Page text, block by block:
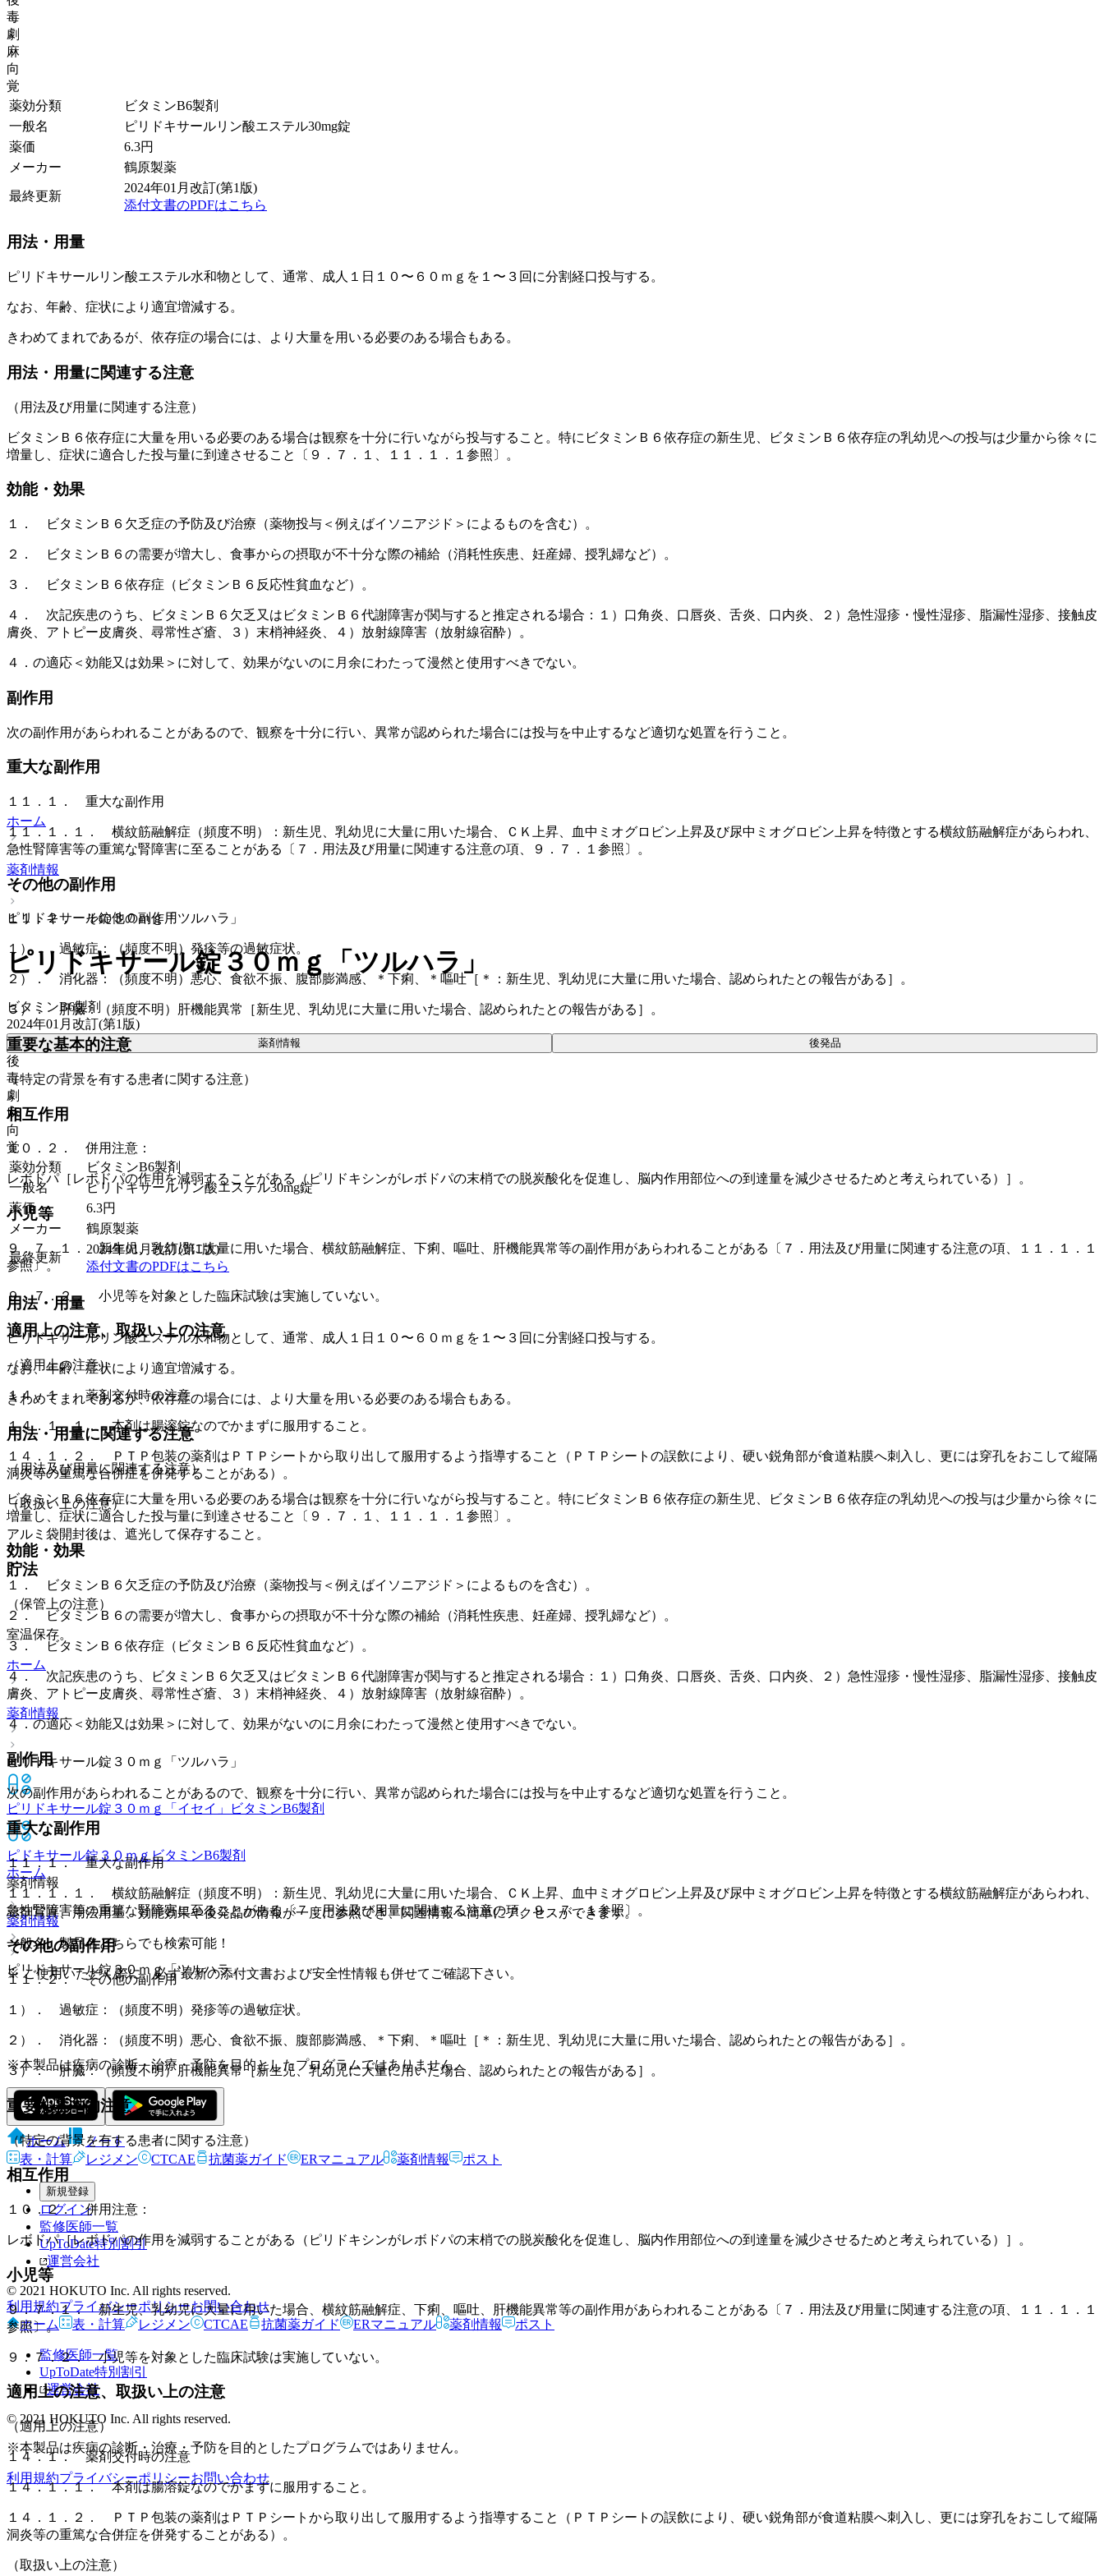
毒
劇
麻
向
覚
薬効分類
ビタミンB6製剤
一般名
ピリドキサールリン酸エステル30mg錠
薬価
6.3円
メーカー
鶴原製薬
最終更新
2024年01月改訂(第1版)
添付文書のPDFはこちら
用法・用量
ピリドキサールリン酸エステル水和物として、通常、成人１日１０〜６０ｍｇを１〜３回に分割経口投与する。
なお、年齢、症状により適宜増減する。
きわめてまれであるが、依存症の場合には、より大量を用いる必要のある場合もある。
用法・用量に関連する注意
（用法及び用量に関連する注意）
ビタミンＢ６依存症に大量を用いる必要のある場合は観察を十分に行いながら投与すること。特にビタミンＢ６依存症の新生児、ビタミンＢ６依存症の乳幼児への投与は少量から徐々に
増量し、症状に適合した投与量に到達させること〔９．７．１、１１．１．１参照〕。
効能・効果
１． ビタミンＢ６欠乏症の予防及び治療（薬物投与＜例えばイソニアジド＞によるものを含む）。
２． ビタミンＢ６の需要が増大し、食事からの摂取が不十分な際の補給（消耗性疾患、妊産婦、授乳婦など）。
３． ビタミンＢ６依存症（ビタミンＢ６反応性貧血など）。
４． 次記疾患のうち、ビタミンＢ６欠乏又はビタミンＢ６代謝障害が関与すると推定される場合：１）口角炎、口唇炎、舌炎、口内炎、２）急性湿疹・慢性湿疹、脂漏性湿疹、接触皮
膚炎、アトピー皮膚炎、尋常性ざ瘡、３）末梢神経炎、４）放射線障害（放射線宿酔）。
４．の適応＜効能又は効果＞に対して、効果がないのに月余にわたって漫然と使用すべきでない。
副作用
次の副作用があらわれることがあるので、観察を十分に行い、異常が認められた場合には投与を中止するなど適切な処置を行うこと。
重大な副作用
１１．１． 重大な副作用
１１．１．１． 横紋筋融解症（頻度不明）：新生児、乳幼児に大量に用いた場合、ＣＫ上昇、血中ミオグロビン上昇及び尿中ミオグロビン上昇を特徴とする横紋筋融解症があらわれ、
急性腎障害等の重篤な腎障害に至ることがある〔７．用法及び用量に関連する注意の項、９．７．１参照〕。
その他の副作用
１１．２． その他の副作用
１）． 過敏症：（頻度不明）発疹等の過敏症状。
２）． 消化器：（頻度不明）悪心、食欲不振、腹部膨満感、＊下痢、＊嘔吐［＊：新生児、乳幼児に大量に用いた場合、認められたとの報告がある］。
３）． 肝臓：（頻度不明）肝機能異常［新生児、乳幼児に大量に用いた場合、認められたとの報告がある］。
重要な基本的注意
（特定の背景を有する患者に関する注意）
相互作用
１０．２． 併用注意：
レボドパ［レボドパの作用を減弱することがある（ピリドキシンがレボドパの末梢での脱炭酸化を促進し、脳内作用部位への到達量を減少させるためと考えられている）］。
小児等
９．７．１． 新生児、乳幼児に大量に用いた場合、横紋筋融解症、下痢、嘔吐、肝機能異常等の副作用があらわれることがある〔７．用法及び用量に関連する注意の項、１１．１．１
参照〕。
９．７．２． 小児等を対象とした臨床試験は実施していない。
適用上の注意、取扱い上の注意
（適用上の注意）
１４．１． 薬剤交付時の注意
１４．１．１． 本剤は腸溶錠なのでかまずに服用すること。
１４．１．２． ＰＴＰ包装の薬剤はＰＴＰシートから取り出して服用するよう指導すること（ＰＴＰシートの誤飲により、硬い鋭角部が食道粘膜へ刺入し、更には穿孔をおこして縦隔
洞炎等の重篤な合併症を併発することがある）。
（取扱い上の注意）
アルミ袋開封後は、遮光して保存すること。
貯法
（保管上の注意）
室温保存。
ホーム
薬剤情報
ピリドキサール錠３０ｍｇ「ツルハラ」
ピリドキサール錠３０ｍｇ「イセイ」 ビタミンB6製剤
ピドキサール錠３０ｍｇ ビタミンB6製剤
ホーム
薬剤情報
ピリドキサール錠３０ｍｇ「ツルハラ」
ホーム
薬剤情報
ピリドキサール錠３０ｍｇ「ツルハラ」
ピリドキサール錠３０ｍｇ「ツルハラ」
ビタミンB6製剤
2024年01月改訂(第1版)
薬剤情報 後発品
後
毒
劇
麻
向
覚
薬効分類
ビタミンB6製剤
一般名
ピリドキサールリン酸エステル30mg錠
薬価
6.3円
メーカー
鶴原製薬
最終更新
2024年01月改訂(第1版)
添付文書のPDFはこちら
用法・用量
ピリドキサールリン酸エステル水和物として、通常、成人１日１０〜６０ｍｇを１〜３回に分割経口投与する。
なお、年齢、症状により適宜増減する。
きわめてまれであるが、依存症の場合には、より大量を用いる必要のある場合もある。
用法・用量に関連する注意
（用法及び用量に関連する注意）
ビタミンＢ６依存症に大量を用いる必要のある場合は観察を十分に行いながら投与すること。特にビタミンＢ６依存症の新生児、ビタミンＢ６依存症の乳幼児への投与は少量から徐々に
増量し、症状に適合した投与量に到達させること〔９．７．１、１１．１．１参照〕。
効能・効果
１． ビタミンＢ６欠乏症の予防及び治療（薬物投与＜例えばイソニアジド＞によるものを含む）。
２． ビタミンＢ６の需要が増大し、食事からの摂取が不十分な際の補給（消耗性疾患、妊産婦、授乳婦など）。
３． ビタミンＢ６依存症（ビタミンＢ６反応性貧血など）。
４． 次記疾患のうち、ビタミンＢ６欠乏又はビタミンＢ６代謝障害が関与すると推定される場合：１）口角炎、口唇炎、舌炎、口内炎、２）急性湿疹・慢性湿疹、脂漏性湿疹、接触皮
膚炎、アトピー皮膚炎、尋常性ざ瘡、３）末梢神経炎、４）放射線障害（放射線宿酔）。
４．の適応＜効能又は効果＞に対して、効果がないのに月余にわたって漫然と使用すべきでない。
副作用
次の副作用があらわれることがあるので、観察を十分に行い、異常が認められた場合には投与を中止するなど適切な処置を行うこと。
重大な副作用
１１．１． 重大な副作用
１１．１．１． 横紋筋融解症（頻度不明）：新生児、乳幼児に大量に用いた場合、ＣＫ上昇、血中ミオグロビン上昇及び尿中ミオグロビン上昇を特徴とする横紋筋融解症があらわれ、
急性腎障害等の重篤な腎障害に至ることがある〔７．用法及び用量に関連する注意の項、９．７．１参照〕。
その他の副作用
１１．２． その他の副作用
１）． 過敏症：（頻度不明）発疹等の過敏症状。
２）． 消化器：（頻度不明）悪心、食欲不振、腹部膨満感、＊下痢、＊嘔吐［＊：新生児、乳幼児に大量に用いた場合、認められたとの報告がある］。
３）． 肝臓：（頻度不明）肝機能異常［新生児、乳幼児に大量に用いた場合、認められたとの報告がある］。
重要な基本的注意
（特定の背景を有する患者に関する注意）
相互作用
１０．２． 併用注意：
レボドパ［レボドパの作用を減弱することがある（ピリドキシンがレボドパの末梢での脱炭酸化を促進し、脳内作用部位への到達量を減少させるためと考えられている）］。
小児等
９．７．１． 新生児、乳幼児に大量に用いた場合、横紋筋融解症、下痢、嘔吐、肝機能異常等の副作用があらわれることがある〔７．用法及び用量に関連する注意の項、１１．１．１
参照〕。
９．７．２． 小児等を対象とした臨床試験は実施していない。
適用上の注意、取扱い上の注意
（適用上の注意）
１４．１． 薬剤交付時の注意
１４．１．１． 本剤は腸溶錠なのでかまずに服用すること。
１４．１．２． ＰＴＰ包装の薬剤はＰＴＰシートから取り出して服用するよう指導すること（ＰＴＰシートの誤飲により、硬い鋭角部が食道粘膜へ刺入し、更には穿孔をおこして縦隔
洞炎等の重篤な合併症を併発することがある）。
（取扱い上の注意）
薬剤情報
薬剤写真、用法用量、効能効果や後発品の情報が一度に参照でき、関連情報へ簡単にアクセスができます。
一般名、製品名どちらでも検索可能！
※ ご使用いただく際に、必ず最新の添付文書および安全性情報も併せてご確認下さい。
※本製品は疾病の診断・治療・予防を目的としたプログラムではありません。
ホーム
ノート
表・計算
レジメン CTCAE 抗菌薬ガイド ERマニュアル 薬剤情報 ポスト
新規登録
ログイン
監修医師一覧
UpToDate特別割引
運営会社
© 2021 HOKUTO Inc. All rights reserved.
利用規約プライバシーポリシーお問い合わせ
ホーム
表・計算 レジメン CTCAE 抗菌薬ガイド ERマニュアル 薬剤情報 ポスト
監修医師一覧
UpToDate特別割引
運営会社
© 2021 HOKUTO Inc. All rights reserved.
※本製品は疾病の診断・治療・予防を目的としたプログラムではありません。
利用規約プライバシーポリシーお問い合わせ